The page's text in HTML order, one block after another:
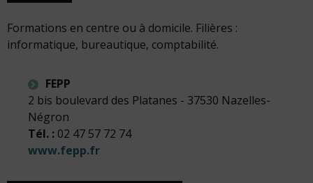
Formations en centre ou à domicile. Filières :
informatique, bureautique, comptabilité.
FEPP
2 bis boulevard des Platanes - 37530 Nazelles-
Négron
Tél. : 02 47 57 72 74
www.fepp.fr